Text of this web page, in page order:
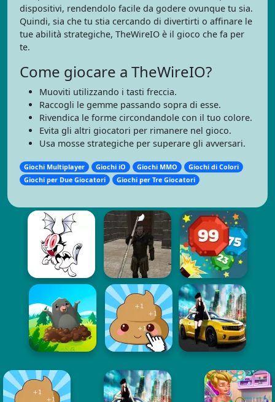
dispositivi, rendendolo facile da godere ovunque tu sia.
Quindi, sia che tu stia cercando di divertirti o affinare le
tue abilità strategiche, TheWireIO è il gioco che fa per
te.
Come giocare a TheWireIO?
Muoviti utilizzando i tasti freccia.
Raccogli le gemme passando sopra di esse.
Rivendica le forme circondandole con il tuo colore.
Evita gli altri giocatori per rimanere nel gioco.
Usa mosse strategiche per superare gli avversari.
Giochi Multiplayer Giochi iO Giochi MMO
Giochi di Colori
Giochi per Due Giocatori
Giochi per Tre Giocatori